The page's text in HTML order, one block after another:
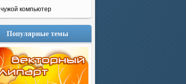
чужой компьютер
Популярные темы